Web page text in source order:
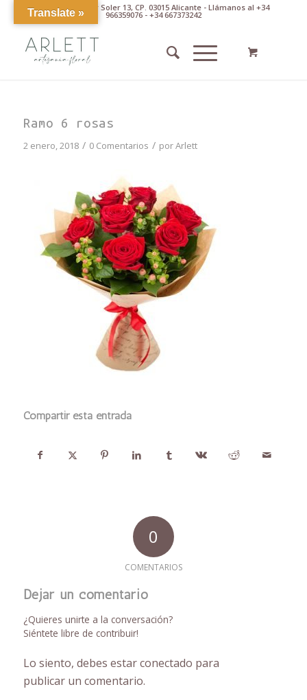
Av. Pintor Xavier Soler 13, CP. 03015 Alicante - Llámanos al +34
966359076 - +34 667373242
Ramo 6 rosas
2 enero, 2018 / 0 Comentarios / porArlett
Compartir esta entrada
0
COMENTARIOS
Dejar un comentario
¿Quieres unirte a la conversación?
Siéntete libre de contribuir!
Lo siento, debes estarconectado para
publicar un comentario.
Translate »